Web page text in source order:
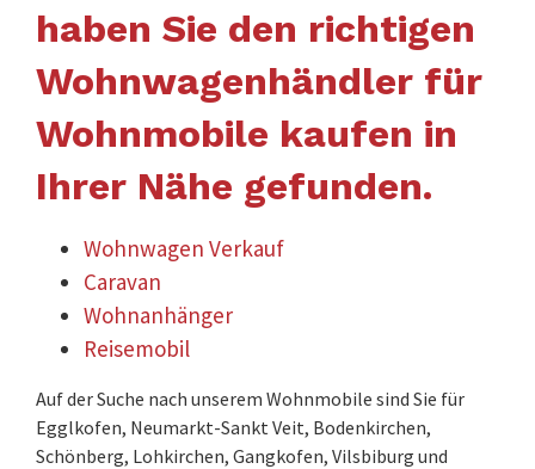
haben Sie den richtigen
Wohnwagenhändler für
Wohnmobile kaufen in
Ihrer Nähe gefunden.
Wohnwagen Verkauf
Caravan
Wohnanhänger
Reisemobil
Auf der Suche nach unserem Wohnmobile sind Sie für
Egglkofen, Neumarkt-Sankt Veit, Bodenkirchen,
Schönberg, Lohkirchen, Gangkofen, Vilsbiburg und